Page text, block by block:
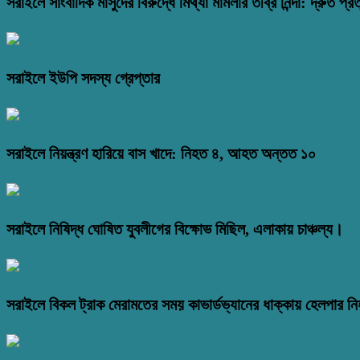
সরাইলে ইউপি সদস্য গ্রেপ্তার
সরাইলে নিয়ন্ত্রণ হারিয়ে বাস খাদে: নিহত ৪, আহত অন্তত ১০
সরাইলে নিষিদ্ধ ঘোষিত যুবলীগের বিক্ষোভ মিছিল, এলাকায় চাঞ্চল্য।
সরাইলে বিকল ট্রাক মেরামতের সময় কাভার্ডভ্যানের ধাক্কায় হেলপার